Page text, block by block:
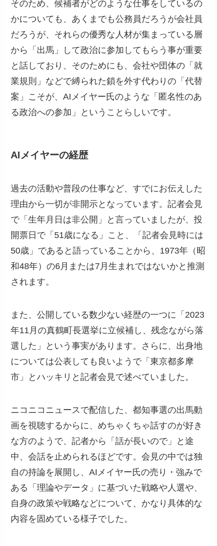
そのため、候補者がどのような仕事をしているの
かについても、あくまでも公務員だろうが会社員
だろうが、それらの優秀な人材が集まっている層
から「出馬」して政治に参加してもらう事が重要
と話しており、そのためにも、会社や団体の「就
業規則」などで縛られた鎖を外す代わりの「代替
案」こそが、AIメイヤー氏のような「匿名性のあ
る政治への参加」ということらしいです。
AIメイヤーの経歴
過去の活動や普段の仕事など、すでにお伝えした
理由から一切が非開示となっています。記者会見
で「生年月日は非公開」と言っていましたが、投
開票日で「51歳になる」こと、「記者会見時には
50歳」であると語っていることから、1973年（昭
和48年）の6月または7月生まれではないかと推測
されます。
また、公開している数少ない経歴の一つに「2023
年11月の真鶴町長選挙に立候補し、残念ながら落
選した」という事実があります。さらに、出身地
については公表しても良いようで「東京都多摩
市」とハッキリと記者会見で述べていました。
ニコニコニュースで配信した、都知事選の出馬動
画を視聴するからに、めちゃくちゃ話すのが好き
な方のようで、記者から「話が長いので」と途
中、会話を止められるほどです。会見の中では独
自の持論を展開し、AIメイヤー氏の売り・強みで
ある「理論やデータ」に基づいた戦略や人選や、
自身の政策や戦略などについて、かなり具体的な
内容を固めている様子でした。